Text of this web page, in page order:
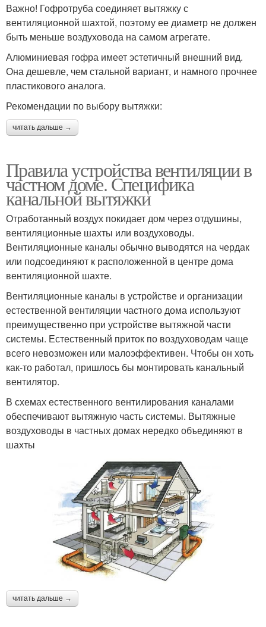
Важно! Гофротруба соединяет вытяжку с
вентиляционной шахтой, поэтому ее диаметр не должен
быть меньше воздуховода на самом агрегате.
Алюминиевая гофра имеет эстетичный внешний вид.
Она дешевле, чем стальной вариант, и намного прочнее
пластикового аналога.
Рекомендации по выбору вытяжки:
читать дальше →
Правила устройства вентиляции в
частном доме. Специфика
канальной вытяжки
Отработанный воздух покидает дом через отдушины,
вентиляционные шахты или воздуховоды.
Вентиляционные каналы обычно выводятся на чердак
или подсоединяют к расположенной в центре дома
вентиляционной шахте.
Вентиляционные каналы в устройстве и организации
естественной вентиляции частного дома используют
преимущественно при устройстве вытяжной части
системы. Естественный приток по воздуховодам чаще
всего невозможен или малоэффективен. Чтобы он хоть
как-то работал, пришлось бы монтировать канальный
вентилятор.
В схемах естественного вентилирования каналами
обеспечивают вытяжную часть системы. Вытяжные
воздуховоды в частных домах нередко объединяют в
шахты
читать дальше →